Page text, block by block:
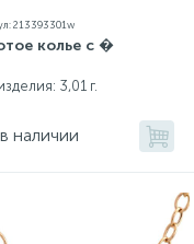
213393301w
колье с �
3,01 г.
наличии